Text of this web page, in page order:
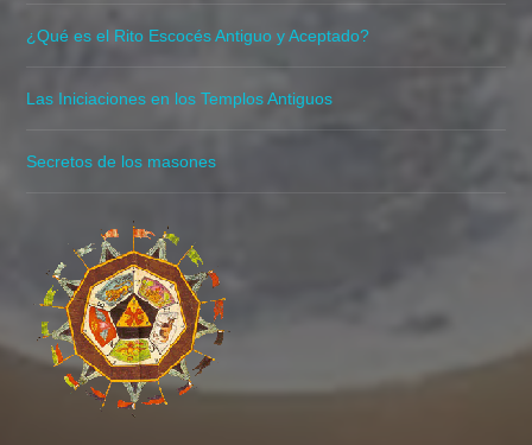
¿Qué es el Rito Escocés Antiguo y Aceptado?
Las Iniciaciones en los Templos Antiguos
Secretos de los masones